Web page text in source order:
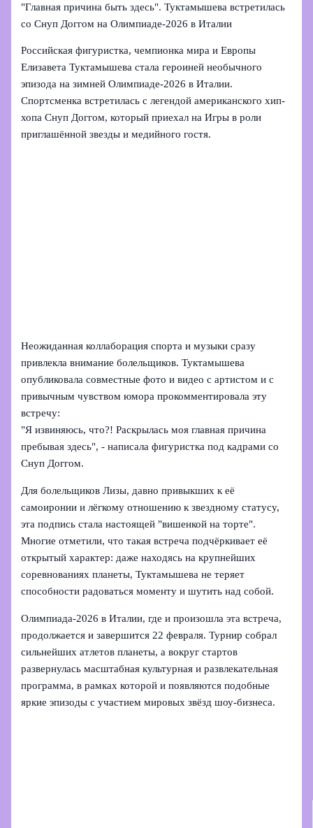
"Главная причина быть здесь". Туктамышева встретилась
со Снуп Доггом на Олимпиаде‑2026 в Италии
Российская фигуристка, чемпионка мира и Европы
Елизавета Туктамышева стала героиней необычного
эпизода на зимней Олимпиаде‑2026 в Италии.
Спортсменка встретилась с легендой американского хип-
хопа Снуп Доггом, который приехал на Игры в роли
приглашённой звезды и медийного гостя.
Неожиданная коллаборация спорта и музыки сразу
привлекла внимание болельщиков. Туктамышева
опубликовала совместные фото и видео с артистом и с
привычным чувством юмора прокомментировала эту
встречу:
"Я извиняюсь, что?! Раскрылась моя главная причина
пребывая здесь", - написала фигуристка под кадрами со
Снуп Доггом.
Для болельщиков Лизы, давно привыкших к её
самоиронии и лёгкому отношению к звездному статусу,
эта подпись стала настоящей "вишенкой на торте".
Многие отметили, что такая встреча подчёркивает её
открытый характер: даже находясь на крупнейших
соревнованиях планеты, Туктамышева не теряет
способности радоваться моменту и шутить над собой.
Олимпиада‑2026 в Италии, где и произошла эта встреча,
продолжается и завершится 22 февраля. Турнир собрал
сильнейших атлетов планеты, а вокруг стартов
развернулась масштабная культурная и развлекательная
программа, в рамках которой и появляются подобные
яркие эпизоды с участием мировых звёзд шоу-бизнеса.